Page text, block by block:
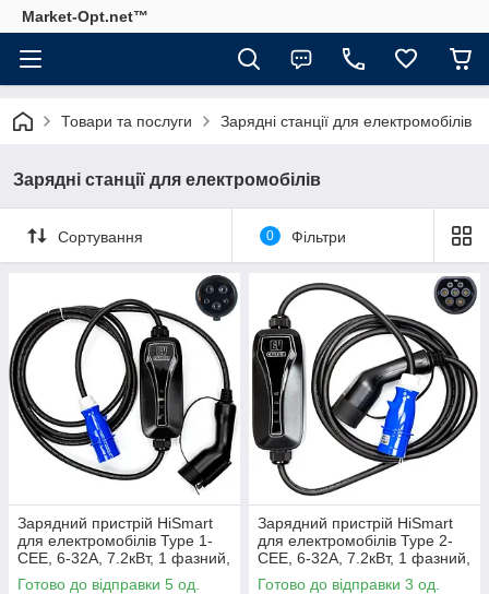
Market-Opt.net™
Товари та послуги Зарядні станції для електромобілів
Зарядні станції для електромобілів
Сортування 0 Фільтри
Зарядний пристрій HiSmart
для електромобілів Type 1-
CEE, 6-32A, 7.2кВт, 1 фазний,
5м
Готово до відправки 5 од.
Зарядний пристрій HiSmart
для електромобілів Type 2-
CEE, 6-32A, 7.2кВт, 1 фазний,
5м
Готово до відправки 3 од.